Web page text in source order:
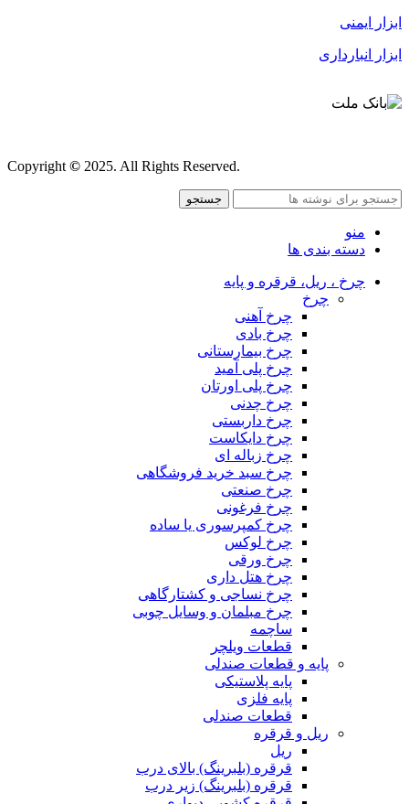
ابزار ایمنی
ابزار انبارداری
Copyright© 2025. All Rights Reserved.
جستجو
منو
دسته بندی ها
چرخ ، ریل، قرقره و پایه
چرخ
چرخ آهنی
چرخ بادی
چرخ بیمارستانی
چرخ پلی آمید
چرخ پلی اورتان
چرخ چدنی
چرخ داربستی
چرخ دایکاست
چرخ زباله ای
چرخ سبد خرید فروشگاهی
چرخ صنعتی
چرخ فرغونی
چرخ کمپرسوری یا ساده
چرخ لوکس
چرخ ورقی
چرخ هتل داری
چرخ نساجی و کشتارگاهی
چرخ مبلمان و وسایل چوبی
ساچمه
قطعات ویلچر
پایه و قطعات صندلی
پایه پلاستیکی
پایه فلزی
قطعات صندلی
ریل و قرقره
ریل
قرقره (بلبرینگ) بالای درب
قرقره (بلبرینگ) زیر درب